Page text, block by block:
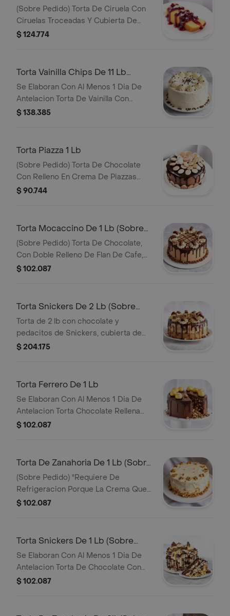
(Sobre Pedido) Torta De Ciruela Con
Ciruelas Troceadas Y Cubierta De
Salsa De Ciruelas
$ 124.774
Torta Vainilla Chips De 11 Lb
(Sobre Pedido)
Se Elaboran Con Al Menos 1 Dia De
Antelacion Torta De Vainilla Con
Relleno De Arequipe, Cubierta Con
$ 138.385
Torta Piazza 1 Lb
(Sobre Pedido) Torta De Chocolate
Con Relleno En Crema De Piazzas
Cubierta De Ganache De Chocolate Y
$ 90.744
Torta Mocaccino De 1 Lb (Sobre
Pedido)
(Sobre Pedido) Torta De Chocolate,
Con Doble Relleno De Flan De Cafe,
Decorada Con Cubierta De Crema De
De Chocolate.
$ 102.087
Torta Snickers De 2 Lb (Sobre
Pedido)
Torta de 2 lb con chocolate y
pedacitos de Snickers, cubierta de
queso crema, chocolate, caramelo y
$ 204.175
Torta Ferrero De 1 Lb
Se Elaboran Con Al Menos 1 Dia De
Antelacion Torta Chocolate Rellena
Con Nutella Y Ferreros Troceados,
$ 102.087
Torta De Zanahoria De 1 Lb (Sobre
Pedido)
(Sobre Pedido) "Requiere De
Refrigeracion Porque La Crema Que
Lleva Es A Base De Queso Crema"
Glaseado De Queso Crema Y Nueces
$ 102.087
Torta Snickers De 1 Lb (Sobre
Pedido)
Se Elaboran Con Al Menos 1 Dia De
Antelacion Torta De Chocolate Con
Pedacitos De Snickers, Cubierta De
$ 102.087